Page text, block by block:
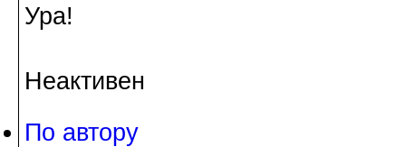
Ура!
Неактивен
По автору